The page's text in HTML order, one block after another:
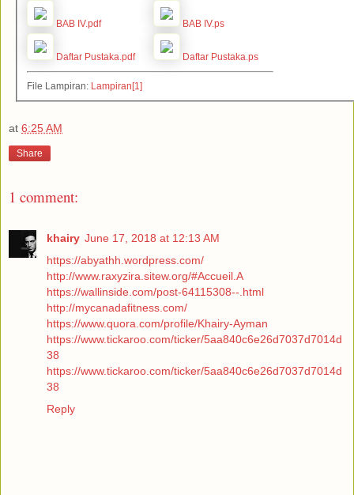
BAB IV.pdf BAB IV.ps
Daftar Pustaka.pdf Daftar Pustaka.ps
File Lampiran: Lampiran[1]
at 6:25 AM
Share
1 comment:
khairy June 17, 2018 at 12:13 AM
https://abyathh.wordpress.com/
http://www.raxyzira.sitew.org/#Accueil.A
https://wallinside.com/post-64115308--.html
http://mycanadafitness.com/
https://www.quora.com/profile/Khairy-Ayman
https://www.tickaroo.com/ticker/5aa840c6e26d7037d7014d
38
https://www.tickaroo.com/ticker/5aa840c6e26d7037d7014d
38
Reply